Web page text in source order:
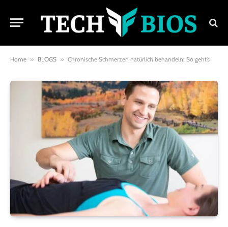
Home » BLOGS » Chronische Schmerzen natürlich behandeln: So geht’s